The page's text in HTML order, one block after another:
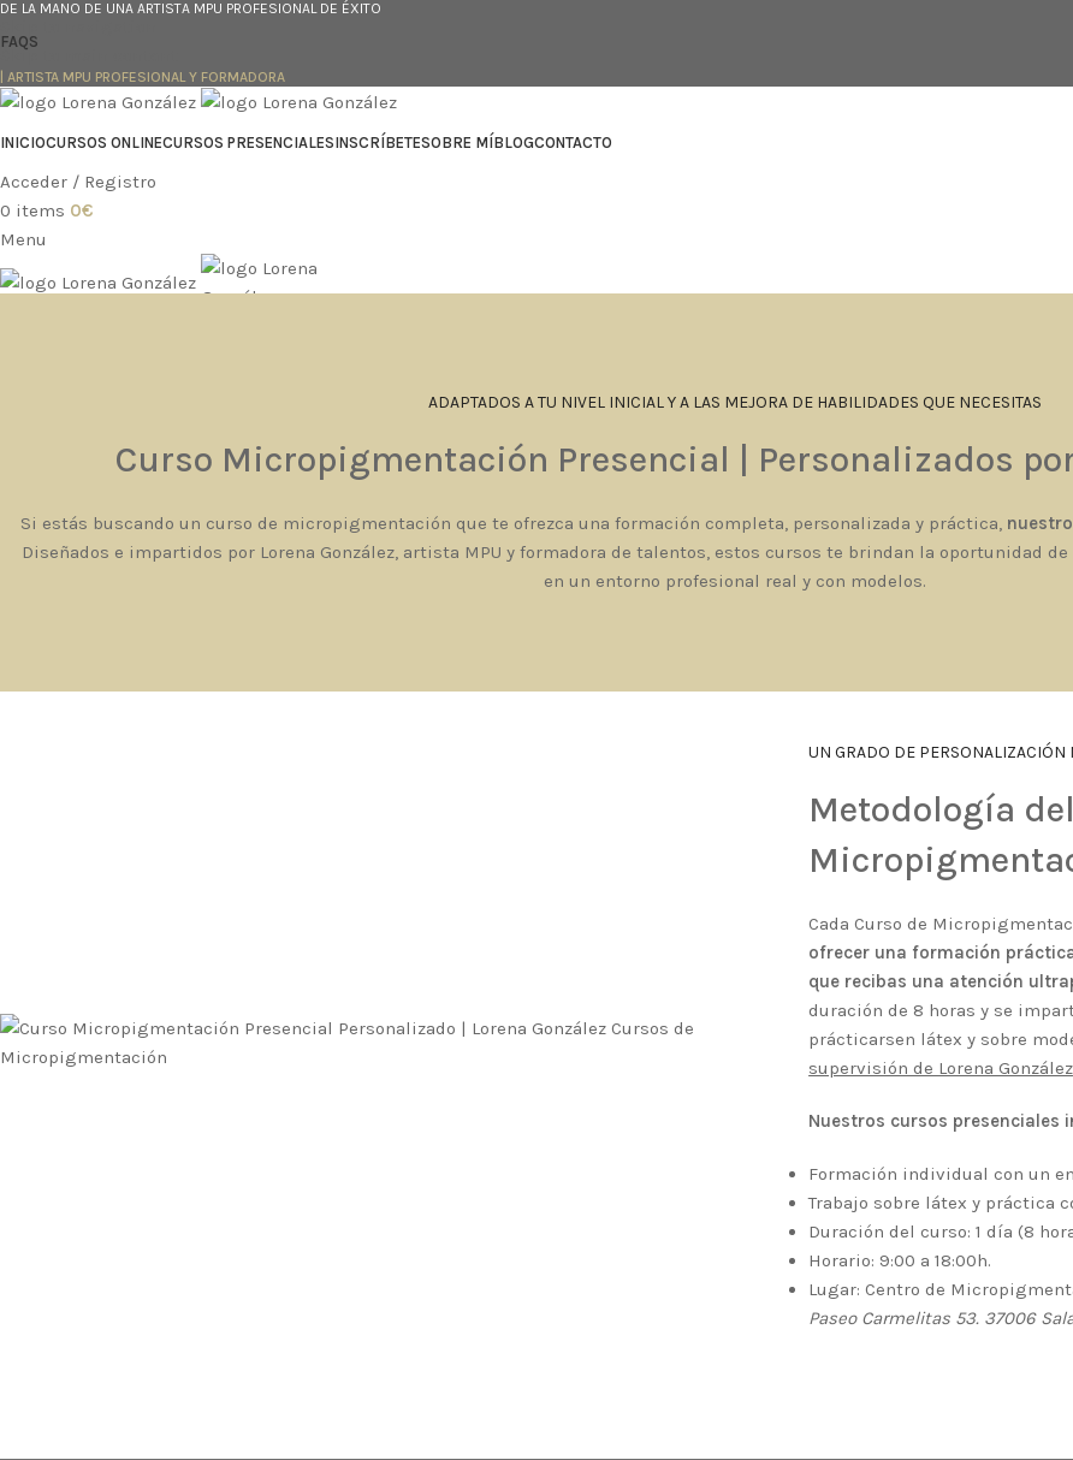
Skip to main content
DE LA MANO DE UNA ARTISTA MPU PROFESIONAL DE ÉXITO
FAQS
| ARTISTA MPU PROFESIONAL Y FORMADORA
INICIOCURSOS ONLINECURSOS PRESENCIALESINSCRÍBETESOBRE MÍBLOGCONTACTO
Acceder / Registro
0 items 0€
Menu
ADAPTADOS A TU NIVEL INICIAL Y A LAS MEJORA DE HABILIDADES QUE NECESITAS
Curso Micropigmentación Presencial | Personalizados
Si estás buscando un curso de micropigmentación que te ofrezca una formación completa, personalizada y práctica,
Diseñados e impartidos por Lorena González, artista MPU y formadora de talentos, estos cursos te brindan la oportunidad
en un entorno profesional real y con modelos.
UN GRADO DE PERSONALIZACIÓN
Metodología
Cada Curso de
ofrecer una formación
que recibas una atención
duración de 8 horas y se
prácticarsen látex y sobre
supervisión de Lorena González
Nuestros cursos presenciales
Formación individual con un
Trabajo sobre látex y práctica
Duración del curso: 1 día (8
Horario: 9:00 a 18:00h.
Lugar: Centro de
Paseo Carmelitas 53. 37006